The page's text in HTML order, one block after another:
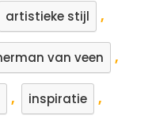
artistieke stijl ,
van veen ,
, inspiratie ,